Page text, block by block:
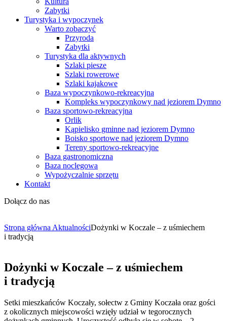
Zabytki
Turystyka i wypoczynek
Warto zobaczyć
Przyroda
Zabytki
Turystyka dla aktywnych
Szlaki piesze
Szlaki rowerowe
Szlaki kajakowe
Baza wypoczynkowo-rekreacyjna
Kompleks wypoczynkowy nad jeziorem Dymno
Baza sportowo-rekreacyjna
Orlik
Kąpielisko gminne nad jeziorem Dymno
Boisko sportowe nad jeziorem Dymno
Tereny sportowo-rekreacyjne
Baza gastronomiczna
Baza noclegowa
Wypożyczalnie sprzętu
Kontakt
Dołącz do nas
Strona główna AktualnościDożynki w Koczale – z uśmiechem
i tradycją
Dożynki w Koczale – z uśmiechem
i tradycją
Setki mieszkańców Koczały, sołectw z Gminy Koczała oraz gości
z okolicznych miejscowości wzięły udział w tegorocznych